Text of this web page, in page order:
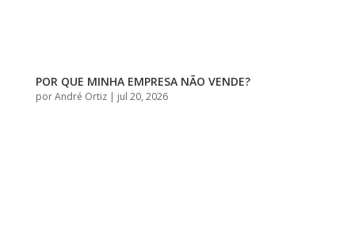
POR QUE MINHA EMPRESA NÃO VENDE?
porAndré Ortiz| jul 20, 2026